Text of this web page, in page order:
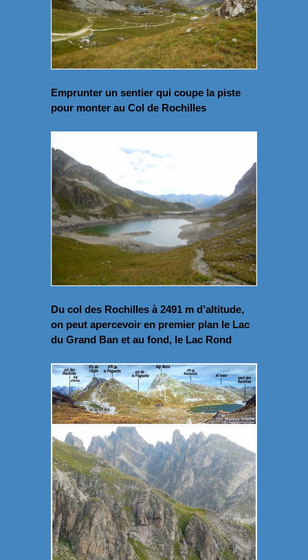
Emprunter un sentier qui coupe la piste
pour monter au Col de Rochilles
Du col des Rochilles à 2491 m d’altitude,
on peut apercevoir en premier plan le Lac
du Grand Ban et au fond, le Lac Rond